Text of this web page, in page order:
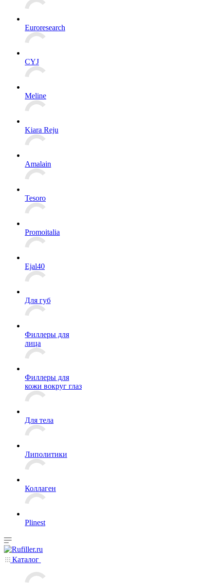
Euroresearch
CYJ
Meline
Kiara Reju
Amalain
Tesoro
Promoitalia
Ejal40
Для губ
Филлеры для
лица
Филлеры для
кожи вокруг глаз
Для тела
Липолитики
Коллаген
Plinest
Каталог